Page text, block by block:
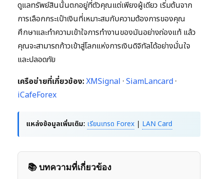
ดูแลทรัพย์สินนั้นตกอยู่ที่ตัวคุณแต่เพียงผู้เดียว เริ่มต้นจาก
การเลือกกระเป๋าเงินที่เหมาะสมกับความต้องการของคุณ
ศึกษาและทำความเข้าใจการทำงานของมันอย่างถ่องแท้ แล้ว
คุณจะสามารถก้าวเข้าสู่โลกแห่งการเงินดิจิทัลได้อย่างมั่นใจ
และปลอดภัย
เครือข่ายที่เกี่ยวข้อง:XMSignal · SiamLancard·
iCafeForex
แหล่งข้อมูลเพิ่มเติม: เรียนเทรด Forex | LAN Card
📚 บทความที่เกี่ยวข้อง